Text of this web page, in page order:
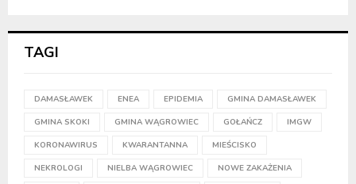
TAGI
DAMASŁAWEK ENEA EPIDEMIA GMINA DAMASŁAWEK
GMINA SKOKI GMINA WĄGROWIEC GOŁAŃCZ IMGW
KORONAWIRUS KWARANTANNA MIEŚCISKO
NEKROLOGI NIELBA WĄGROWIEC NOWE ZAKAŻENIA